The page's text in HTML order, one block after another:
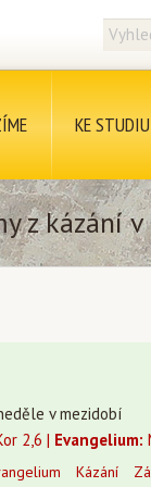
KE STUDIU
z kázání
v mezidobí
2,6 | Evangelium:
Kázání